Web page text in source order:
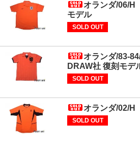
オランダ/06/H
モデル
SOLD OUT
オランダ/83-
DRAW社 復刻モデ
SOLD OUT
オランダ/02/H
SOLD OUT